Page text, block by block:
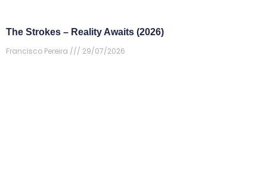
The Strokes – Reality Awaits (2026)
Francisco Pereira
29/07/2026